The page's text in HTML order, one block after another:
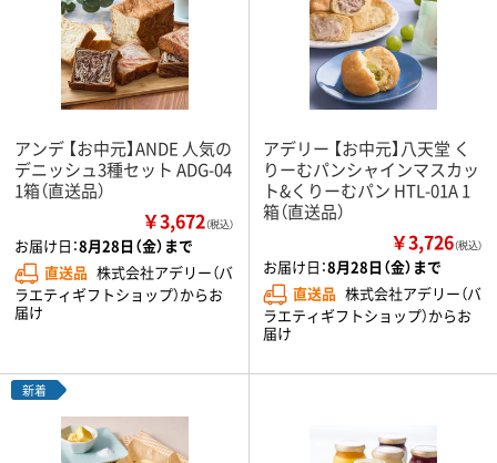
アンデ 【お中元】ANDE 人気の
デニッシュ3種セット ADG-04
1箱（直送品）
￥3,672（税込）
お届け日：8月28日（金）まで
直送品 株式会社アデリー（バ
ラエティギフトショップ）からお
届け
アデリー 【お中元】八天堂 く
りーむパンシャインマスカッ
ト&くりーむパン HTL-01A 1
箱（直送品）
￥3,726（税込）
お届け日：8月28日（金）まで
直送品 株式会社アデリー（バ
ラエティギフトショップ）からお
届け
新着